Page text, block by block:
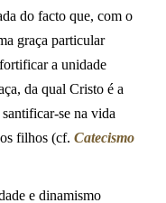
do facto que, com o
graça particular
a unidade
da qual Cristo é a
se na vida
filhos (cf. Catecismo
e dinamismo